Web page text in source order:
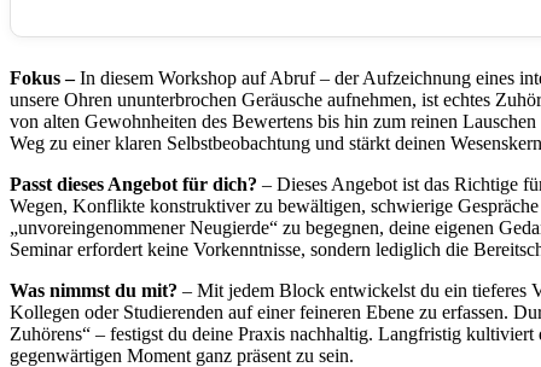
Fokus –In diesem Workshop auf Abruf – der Aufzeichnung eines
unsere Ohren ununterbrochen Geräusche aufnehmen, ist echtes
von alten Gewohnheiten des Bewertens bis hin zum reinen
Weg zu einer klaren Selbstbeobachtung und stärkt deinen
Passt dieses Angebot für dich? – Dieses Angebot ist das Richtige
Wegen, Konflikte konstruktiver zu bewältigen, schwierige
„unvoreingenommener Neugierde“ zu begegnen, deine eigenen
Seminar erfordert keine Vorkenntnisse, sondern lediglich die
Was nimmst du mit? – Mit jedem Block entwickelst du ein tieferes
Kollegen oder Studierenden auf einer feineren Ebene zu erfassen.
Zuhörens“ – festigst du deine Praxis nachhaltig. Langfristig
gegenwärtigen Moment ganz präsent zu sein.